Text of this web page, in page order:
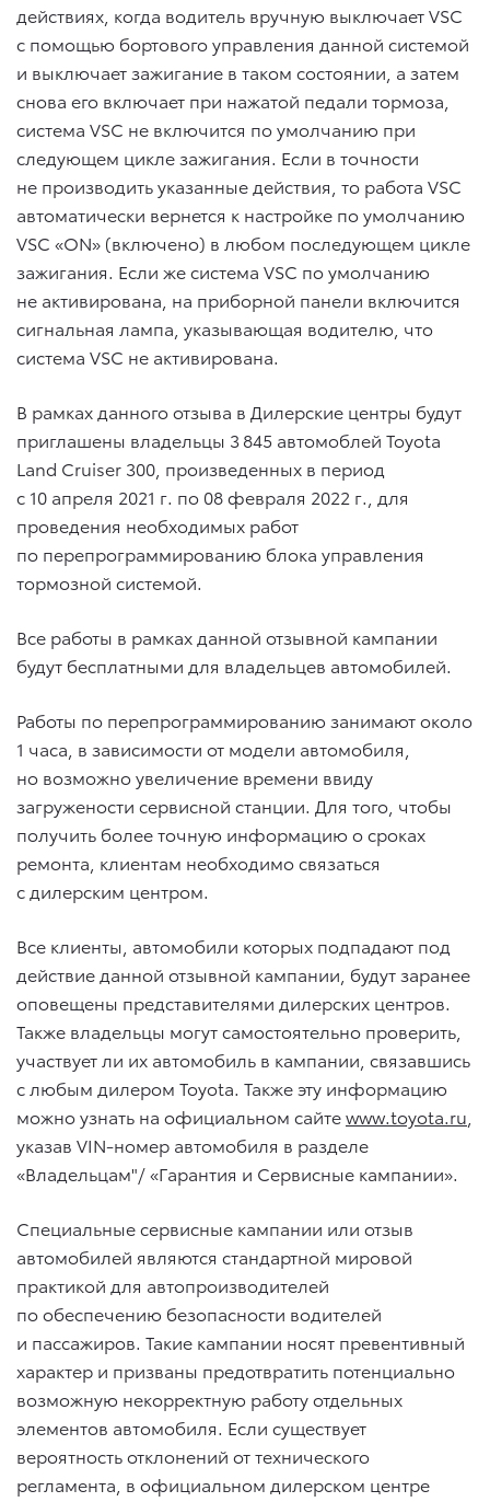
действиях, когда водитель вручную выключает VSC
с помощью бортового управления данной системой
и выключает зажигание в таком состоянии, а затем
снова его включает при нажатой педали тормоза,
система VSC не включится по умолчанию при
следующем цикле зажигания. Если в точности
не производить указанные действия, то работа VSC
автоматически вернется к настройке по умолчанию
VSC «ON» (включено) в любом последующем цикле
зажигания. Если же система VSC по умолчанию
не активирована, на приборной панели включится
сигнальная лампа, указывающая водителю, что
система VSC не активирована.
В рамках данного отзыва в Дилерские центры будут
приглашены владельцы 3 845 автомоблей Toyota
Land Cruiser 300, произведенных в период
с 10 апреля 2021 г. по 08 февраля 2022 г., для
проведения необходимых работ
по перепрограммированию блока управления
тормозной системой.
Все работы в рамках данной отзывной кампании
будут бесплатными для владельцев автомобилей.
Работы по перепрограммированию занимают около
1 часа, в зависимости от модели автомобиля,
но возможно увеличение времени ввиду
загружености сервисной станции. Для того, чтобы
получить более точную информацию о сроках
ремонта, клиентам необходимо связаться
с дилерским центром.
Все клиенты, автомобили которых подпадают под
действие данной отзывной кампании, будут заранее
оповещены представителями дилерских центров.
Также владельцы могут самостоятельно проверить,
участвует ли их автомобиль в кампании, связавшись
с любым дилером Toyota. Также эту информацию
можно узнать на официальном сайтеwww.toyota.ru
указав VIN-номер автомобиля в разделе
«Владельцам"/ «Гарантия и Сервисные кампании».
Специальные сервисные кампании или отзыв
автомобилей являются стандартной мировой
практикой для автопроизводителей
по обеспечению безопасности водителей
и пассажиров. Такие кампании носят превентивный
характер и призваны предотвратить потенциально
возможную некорректную работу отдельных
элементов автомобиля. Если существует
вероятность отклонений от технического
регламента, в официальном дилерском центре